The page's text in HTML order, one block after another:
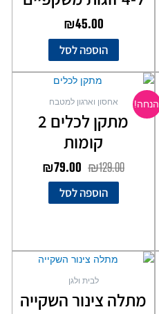
₪45.00
הוספה לסל
הנחה! אחסון וארגון למטבח
מתקן לכלים 2
קומות
₪129.00
המחיר
המקורי
היה:
₪129.00.
₪79.00
הוא:
₪79.00.
הוספה לסל
לבית ולגן
מתלה צינור השקייה